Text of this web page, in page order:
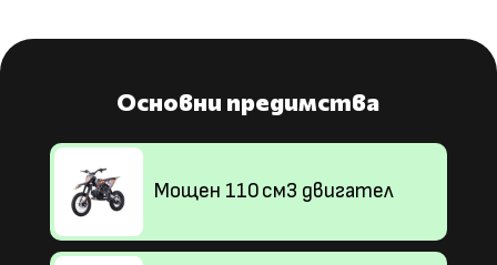
Основни предимства
Мощен 110 cм3 двигател